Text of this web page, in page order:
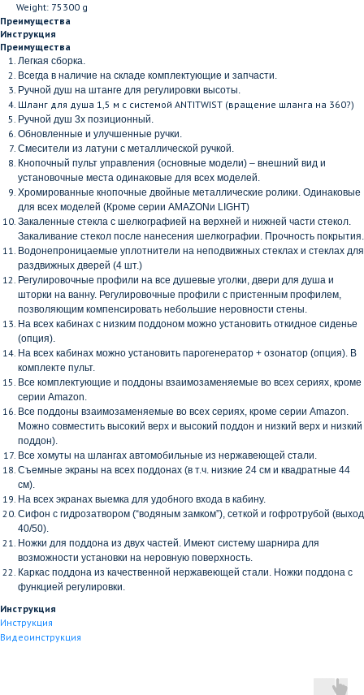
Weight: 75300 g
Преимущества
Инструкция
Преимущества
Легкая сборка.
Всегда в наличие на складе комплектующие и запчасти.
Ручной душ на штанге для регулировки высоты.
Шланг для душа 1,5 м с системой ANTITWIST (вращение шланга на 360?)
Ручной душ 3х позиционный.
Обновленные и улучшенные ручки.
Смесители из латуни с металлической ручкой.
Кнопочный пульт управления (основные модели) – внешний вид и
установочные места одинаковые для всех моделей.
Хромированные кнопочные двойные металлические ролики. Одинаковые
для всех моделей (Кроме серии AMAZONи LIGHT)
Закаленные стекла с шелкографией на верхней и нижней части стекол.
Закаливание стекол после нанесения шелкографии. Прочность покрытия.
Водонепроницаемые уплотнители на неподвижных стеклах и стеклах для
раздвижных дверей (4 шт.)
Регулировочные профили на все душевые уголки, двери для душа и
шторки на ванну. Регулировочные профили с пристенным профилем,
позволяющим компенсировать небольшие неровности стены.
На всех кабинах с низким поддоном можно установить откидное сиденье
(опция).
На всех кабинах можно установить парогенератор + озонатор (опция). В
комплекте пульт.
Все комплектующие и поддоны взаимозаменяемые во всех сериях, кроме
серии Amazon.
Все поддоны взаимозаменяемые во всех сериях, кроме серии Amazon.
Можно совместить высокий верх и высокий поддон и низкий верх и низкий
поддон).
Все хомуты на шлангах автомобильные из нержавеющей стали.
Съемные экраны на всех поддонах (в т.ч. низкие 24 см и квадратные 44
см).
На всех экранах выемка для удобного входа в кабину.
Сифон с гидрозатвором (“водяным замком”), сеткой и гофротрубой (выход
40/50).
Ножки для поддона из двух частей. Имеют систему шарнира для
возможности установки на неровную поверхность.
Каркас поддона из качественной нержавеющей стали. Ножки поддона с
функцией регулировки.
Инструкция
Инструкция
Видеоинструкция